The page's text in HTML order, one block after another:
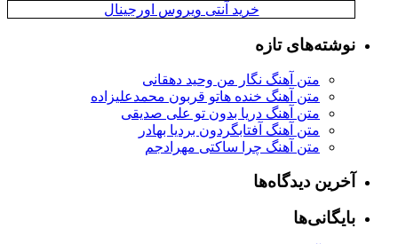
خرید آنتی ویروس اورجینال
نوشته‌های تازه
متن آهنگ نگار من وحید دهقانی
متن آهنگ خنده هاتو قربون محمدعلیزاده
متن آهنگ دریا بدون تو علی صدیقی
متن آهنگ آفتابگردون بردیا بهادر
متن آهنگ چرا ساکتی مهرادجم
آخرین دیدگاه‌ها
بایگانی‌ها